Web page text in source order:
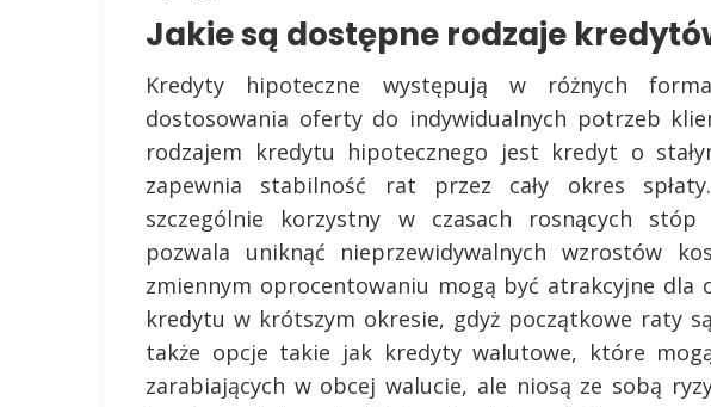
Jakie są dostępne rodzaje
Kredyty hipoteczne występują w różnych
dostosowania oferty do indywidualnych potrzeb
rodzajem kredytu hipotecznego jest kredyt o
zapewnia stabilność rat przez cały okres
szczególnie korzystny w czasach rosnących stóp
pozwala uniknąć nieprzewidywalnych wzrostów
zmiennym oprocentowaniu mogą być atrakcyjne dla
kredytu w krótszym okresie, gdyż początkowe raty
także opcje takie jak kredyty walutowe, które
zarabiających w obcej walucie, ale niosą ze sobą